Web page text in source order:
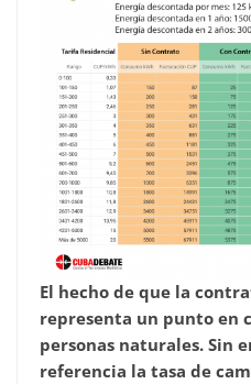
El hecho de que la
representa un punto en
personas naturales. Sin
referencia la tasa de